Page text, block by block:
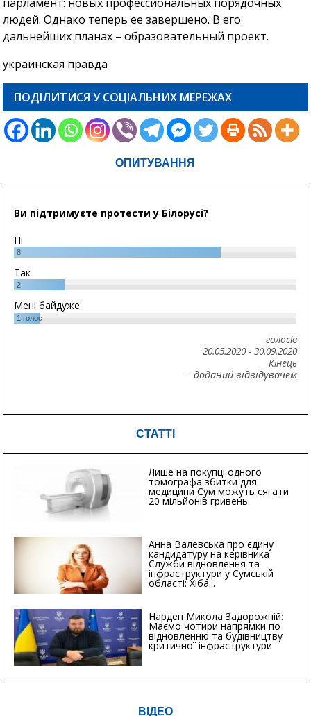
людей. Однако теперь ее завершено. В его
дальнейших планах – образовательный проект.
украинская правда
ПОДІЛИТИСЯ У СОЦІАЛЬНИХ МЕРЕЖАХ
ОПИТУВАННЯ
Ви підтримуєте протести у Білорусі?
Ні
8
Так
2
Мені байдуже
1 голос
голосів
20.05.2020- 30.09.2020
Кінець
- доданий відвідувачем
СТАТТІ
Лише на покупці одного
томографа збитки для
медицини Сум можуть сягати
20 мільйонів гривень
Анна Валевська про єдину
кандидатуру на керівника
Служби відновлення та
інфраструктури у Сумській
області: Хіба...
Нардеп Микола Задорожній:
Маємо чотири напрямки по
відновленню та будівництву
критичної інфраструктури
ВІДЕО